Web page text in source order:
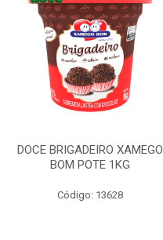
DOCE BRIGADEIRO XAMEGO
BOM POTE 1KG
Código: 13628